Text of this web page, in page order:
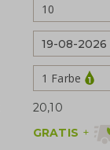
10
1 Farbe
20,10
GRATIS +